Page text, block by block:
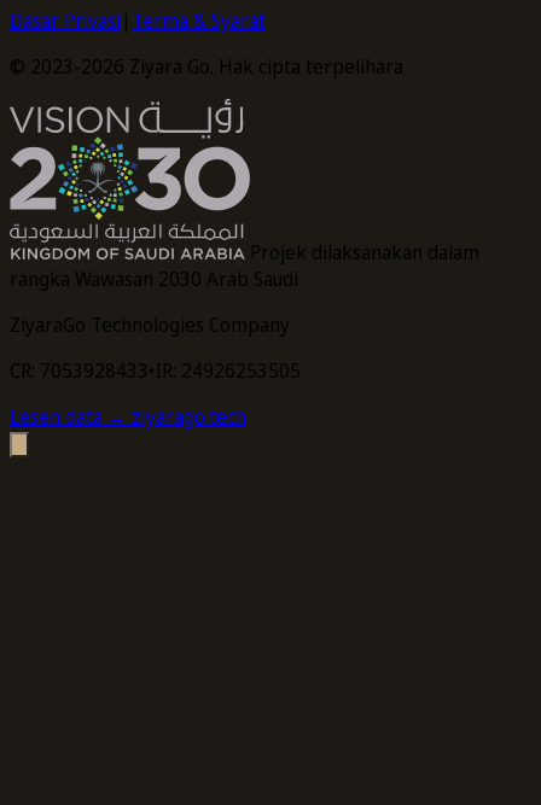
Dasar Privasi| Terma & Syarat
© 2023-2026 Ziyara Go. Hak cipta terpelihara
Projek dilaksanakan dalam
rangka Wawasan 2030 Arab Saudi
ZiyaraGo Technologies Company
CR: 7053928433•IR: 24926253505
Lesen data → ziyarago.tech